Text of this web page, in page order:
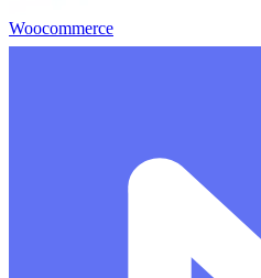
Woocommerce